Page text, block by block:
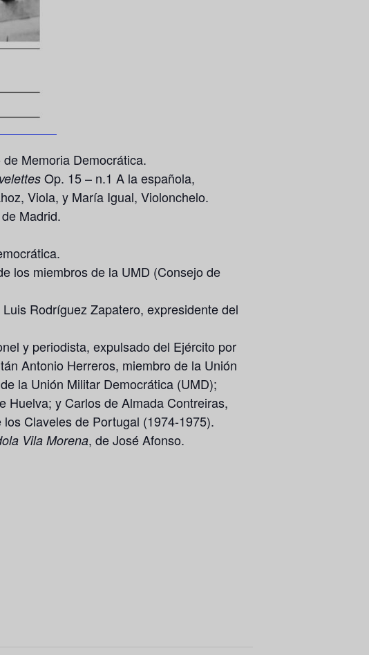
Memoria Democrática.
Op. 15 – n.1 A la española,
Viola, y María Igual, Violonchelo.
Madrid.
los miembros de la UMD (Consejo de
Rodríguez Zapatero, expresidente del
y periodista, expulsado del Ejército por
Antonio Herreros, miembro de la Unión
la Unión Militar Democrática (UMD);
Huelva; y Carlos de Almada Contreiras,
Claveles de Portugal (1974-1975).
Vila Morena, de José Afonso.